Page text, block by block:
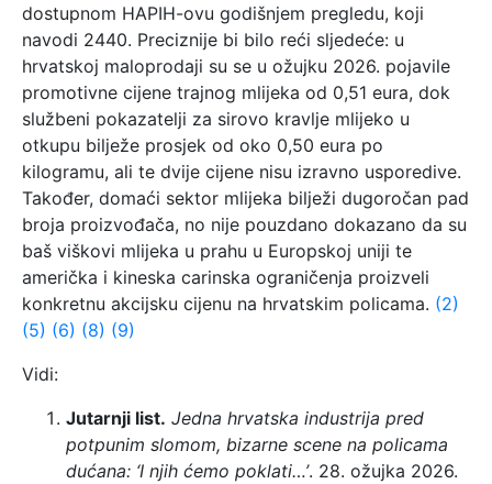
dostupnom HAPIH-ovu godišnjem pregledu, koji
navodi 2440. Preciznije bi bilo reći sljedeće: u
hrvatskoj maloprodaji su se u ožujku 2026. pojavile
promotivne cijene trajnog mlijeka od 0,51 eura, dok
službeni pokazatelji za sirovo kravlje mlijeko u
otkupu bilježe prosjek od oko 0,50 eura po
kilogramu, ali te dvije cijene nisu izravno usporedive.
Također, domaći sektor mlijeka bilježi dugoročan pad
broja proizvođača, no nije pouzdano dokazano da su
baš viškovi mlijeka u prahu u Europskoj uniji te
američka i kineska carinska ograničenja proizveli
konkretnu akcijsku cijenu na hrvatskim policama. (2)
(5) (6) (8) (9)
Vidi:
Jutarnji list. Jedna hrvatska industrija pred
potpunim slomom, bizarne scene na policama
dućana: ‘I njih ćemo poklati…’. 28. ožujka 2026.